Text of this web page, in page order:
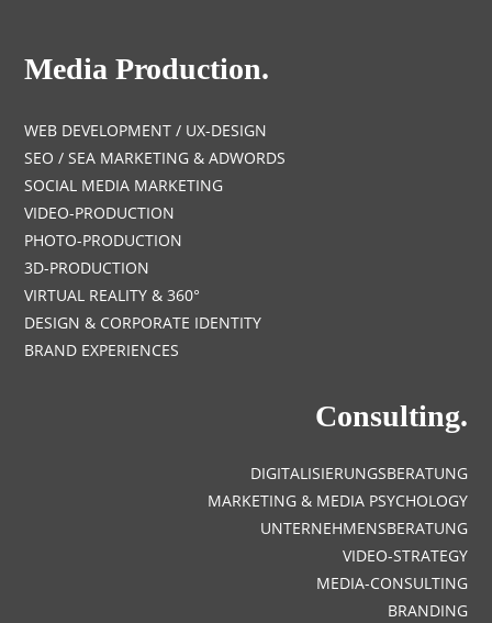
Media Production.
WEB DEVELOPMENT / UX-DESIGN
SEO / SEA MARKETING & ADWORDS
SOCIAL MEDIA MARKETING
VIDEO-PRODUCTION
PHOTO-PRODUCTION
3D-PRODUCTION
VIRTUAL REALITY & 360°
DESIGN & CORPORATE IDENTITY
BRAND EXPERIENCES
Consulting.
DIGITALISIERUNGSBERATUNG
MARKETING & MEDIA PSYCHOLOGY
UNTERNEHMENSBERATUNG
VIDEO-STRATEGY
MEDIA-CONSULTING
BRANDING